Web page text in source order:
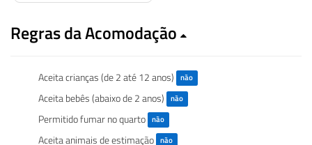
Regras da Acomodação
Aceita crianças (de 2 até 12 anos) não
Aceita bebês (abaixo de 2 anos) não
Permitido fumar no quarto não
Aceita animais de estimação não